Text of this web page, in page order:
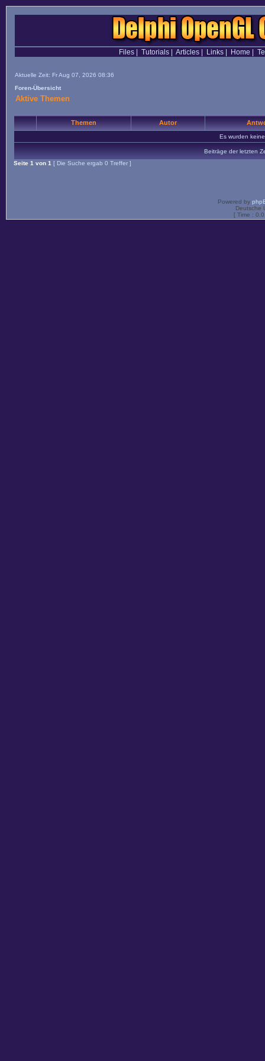
Files| Tutorials| Articles| Links| Home
Aktuelle Zeit: Fr Aug 07, 2026 08:36
Foren-Übersicht
Aktive Themen
Themen Autor
Es wurden
Beiträge der letzten
Seite 1 von 1 [ Die Suche ergab 0 Treffer ]
Powered by
Deutsche
[ Time :